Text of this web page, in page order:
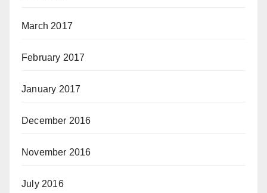
March 2017
February 2017
January 2017
December 2016
November 2016
July 2016